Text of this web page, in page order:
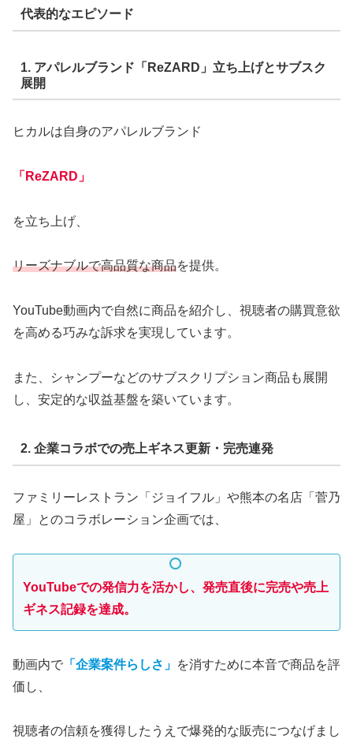
代表的なエピソード
1. アパレルブランド「ReZARD」立ち上げとサブスク
展開
ヒカルは自身のアパレルブランド
「ReZARD」
を立ち上げ、
リーズナブルで高品質な商品を提供。
YouTube動画内で自然に商品を紹介し、視聴者の購買意欲
を高める巧みな訴求を実現しています。
また、シャンプーなどのサブスクリプション商品も展開
し、安定的な収益基盤を築いています。
2. 企業コラボでの売上ギネス更新・完売連発
ファミリーレストラン「ジョイフル」や熊本の名店「菅乃
屋」とのコラボレーション企画では、
YouTubeでの発信力を活かし、発売直後に完売や売上
ギネス記録を達成。
動画内で 「企業案件らしさ」 を消すために本音で商品を評
価し、
視聴者の信頼を獲得したうえで爆発的な販売につなげまし